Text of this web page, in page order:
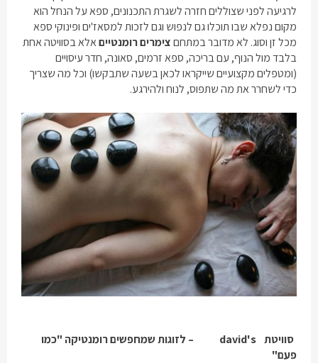
לרגיעה לפני שצוללים חזרה לשגרת התכנונים, ספא על הנחל הוא
מקום נפלא שבו תוכלו גם לנפוש וגם לזכות למסאז'ים ופינוקי ספא
מכל זן וסוג. לא מדובר במתחםצימרים רומנטייםאלא בסוויטה אחת
בלבד מול הנוף, עם בריכה, ספא זרמים, סאונה, חדר עיסויים
(ומטפלים מקצועיים שייקראו לכאן בשעה שתבקשו) וכל מה שצריך
כדי לשחרר את מה שתפוס, לנוח ולהירגע.
סוויטת david's
– לזוגות שמחפשים רומנטיקה "כמו
פעם"